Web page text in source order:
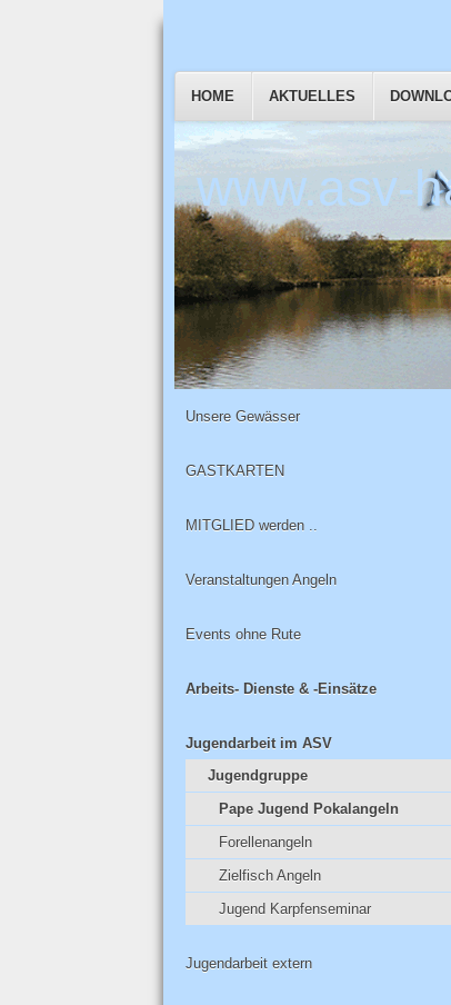
www.asv-
HOME AKTUELLES
Unsere Gewässer
GASTKARTEN
MITGLIED werden ..
Veranstaltungen Angeln
Events ohne Rute
Arbeits- Dienste & -Einsätze
Jugendarbeit im ASV
Jugendgruppe
Pape Jugend Pokalangeln
Forellenangeln
Zielfisch Angeln
Jugend Karpfenseminar
Jugendarbeit extern